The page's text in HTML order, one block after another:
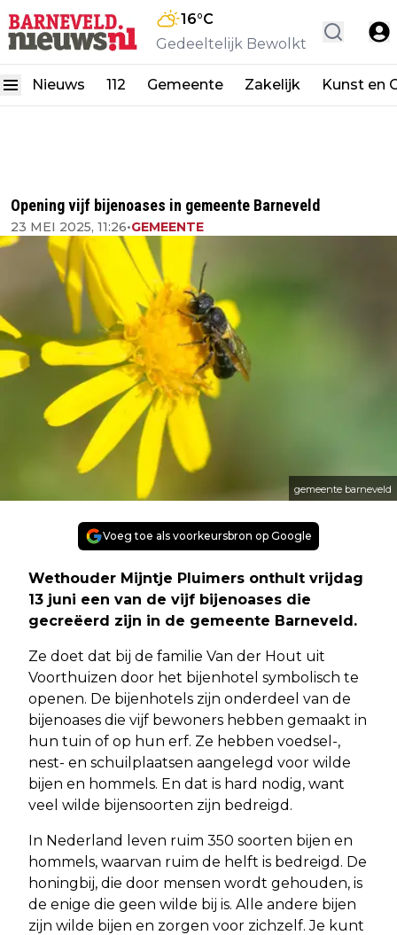
16°C
Gedeeltelijk Bewolkt
Nieuws 112 Gemeente Zakelijk Kunst en
Opening vijf bijenoases in gemeente Barneveld
23 MEI 2025, 11:26•GEMEENTE
gemeente barneveld
Voeg toe als voorkeursbron op Google
Wethouder Mijntje Pluimers onthult vrijdag
13 juni een van de vijf bijenoases die
gecreëerd zijn in de gemeente Barneveld.
Ze doet dat bij de familie Van der Hout uit
Voorthuizen door het bijenhotel symbolisch te
openen. De bijenhotels zijn onderdeel van de
bijenoases die vijf bewoners hebben gemaakt in
hun tuin of op hun erf. Ze hebben voedsel-,
nest- en schuilplaatsen aangelegd voor wilde
bijen en hommels. En dat is hard nodig, want
veel wilde bijensoorten zijn bedreigd.
In Nederland leven ruim 350 soorten bijen en
hommels, waarvan ruim de helft is bedreigd. De
honingbij, die door mensen wordt gehouden, is
de enige die geen wilde bij is. Alle andere bijen
zijn wilde bijen en zorgen voor zichzelf. Je kunt